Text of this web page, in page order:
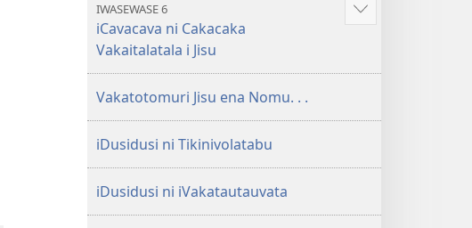
IWASEWASE 6
iCavacava ni Cakacaka
Vakaitalatala i Jisu
Show
Vakatotomuri Jisu ena Nomu. . .
iDusidusi ni Tikinivolatabu
iDusidusi ni iVakatautauvata